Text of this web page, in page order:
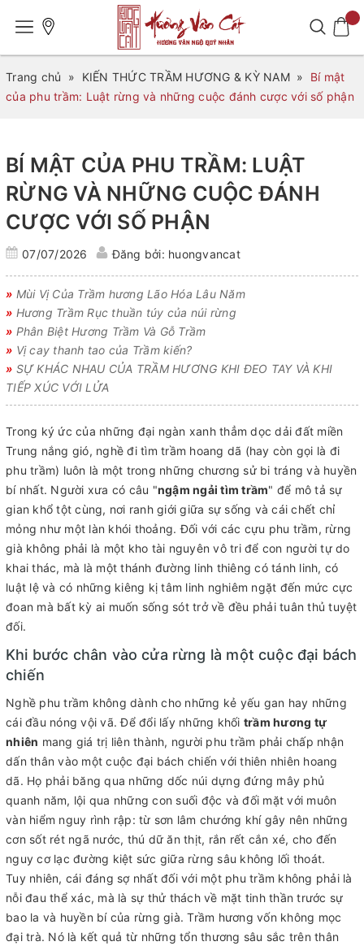
Trang chủ » KIẾN THỨC TRẦM HƯƠNG & KỲ NAM »
Bí mật
của phu trầm: Luật rừng và những cuộc đánh cược với số phận
BÍ MẬT CỦA PHU TRẦM: LUẬT
RỪNG VÀ NHỮNG CUỘC ĐÁNH
CƯỢC VỚI SỐ PHẬN
07/07/2026 Đăng bởi: huongvancat
» Mùi Vị Của Trầm hương Lão Hóa Lâu Năm
» Hương Trầm Rục thuần túy của núi rừng
» Phân Biệt Hương Trầm Và Gỗ Trầm
» Vị cay thanh tao của Trầm kiến?
» SỰ KHÁC NHAU CỦA TRẦM HƯƠNG KHI ĐEO TAY VÀ KHI
TIẾP XÚC VỚI LỬA
Trong ký ức của những đại ngàn xanh thẳm dọc dải đất miền
Trung nắng gió, nghề đi tìm trầm hoang dã (hay còn gọi là đi
phu trầm) luôn là một trong những chương sử bi tráng và huyền
bí nhất. Người xưa có câu "ngậm ngải tìm trầm" để mô tả sự
gian khổ tột cùng, nơi ranh giới giữa sự sống và cái chết chỉ
mỏng như một làn khói thoảng. Đối với các cựu phu trầm, rừng
già không phải là một kho tài nguyên vô tri để con người tự do
khai thác, mà là một thánh đường linh thiêng có tánh linh, có
luật lệ và có những kiêng kị tâm linh nghiêm ngặt đến mức cực
đoan mà bất kỳ ai muốn sống sót trở về đều phải tuân thủ tuyệt
đối.
Khi bước chân vào cửa rừng là một cuộc đại bách
chiến
Nghề phu trầm không dành cho những kẻ yếu gan hay những
cái đầu nóng vội vã. Để đổi lấy những khối trầm hương tự
nhiên mang giá trị liên thành, người phu trầm phải chấp nhận
dấn thân vào một cuộc đại bách chiến với thiên nhiên hoang
dã. Họ phải băng qua những dốc núi dựng đứng mây phủ
quanh năm, lội qua những con suối độc và đối mặt với muôn
vàn hiểm nguy rình rập: từ sơn lâm chướng khí gây nên những
cơn sốt rét ngã nước, thú dữ ăn thịt, rắn rết cắn xé, cho đến
nguy cơ lạc đường kiệt sức giữa rừng sâu không lối thoát.
Tuy nhiên, cái đáng sợ nhất đối với một phu trầm không phải là
nỗi đau thể xác, mà là sự thử thách về mặt tinh thần trước sự
bao la và huyền bí của rừng già. Trầm hương vốn không mọc
đại trà. Nó là kết quả từ những tổn thương sâu sắc trên thân